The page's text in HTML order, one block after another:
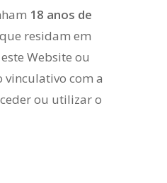
18 anos de
residam em
Website ou
com a
ou utilizar o